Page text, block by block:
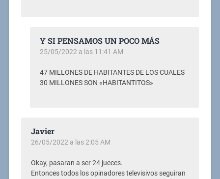
Y SI PENSAMOS UN POCO MÁS
25/05/2022 a las 11:41 AM
47 MILLONES DE HABITANTES DE LOS CUALES
30 MILLONES SON «HABITANTITOS»
Javier
26/05/2022 a las 2:05 AM
Okay, pasaran a ser 24 jueces.
Entonces todos los opinadores televisivos seguiran